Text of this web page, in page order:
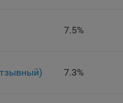
дополнительных
пользователя, в том
9.3. Файлы cookie
7.5%
7.3%